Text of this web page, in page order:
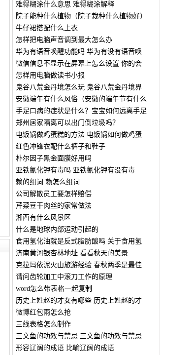
难得糊涂什么意思 难得糊涂解释
院子能种什么植物（院子栽种什么植物好）
牛仔裙搭配什么上衣
怎样把电脑声音调到最大怎么办
华为有语音唤醒功能吗 华为有没有语音唤
微信信息不显示在屏幕上怎么设置 你的会
怎样用电脑做读书小报
鬼谷八荒金丹境怎么玩 鬼谷八荒金丹境界
安徽端午有什么风俗（安徽的端午节有什么
手足口病的症状是什么？宝宝如何远离手足
郑州居家隔离可以出门倒垃圾吗？
电饭锅做鸡蛋糕的方法 电饭锅如何做鸡蛋
红色冲锋衣配什么裤子和鞋子
朴尔因子黑金面膜好用吗
亚铁氰化钾有毒吗 亚铁氰化钾有没有毒
赖的组词 赖怎么组词
公司解散员工要怎样赔偿
芹菜豆干肉丝的家常做法
湘西有什么风景区
什么是地球内部运动引起的
食用氢化油就是反式脂肪酸吗 关于食用氢
济南黄河银杏林地址 看看秋天的美景
克拉玛依泥火山旅游经验 春秋两季是最佳
请问齿轮加工中滚刀工作的原理
word怎么带表格一起复制
历史上姓赵的才女有哪些 历史上姓赵的才
微博红包雨怎么抢
三线表格怎么制作
三文鱼的功效与禁忌 三文鱼的功效与禁忌
形容辽阔的成语 比喻辽阔的成语